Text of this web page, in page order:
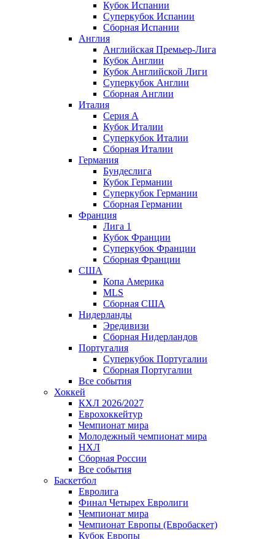
Кубок Испании
Суперкубок Испании
Сборная Испании
Англия
Английская Премьер-Лига
Кубок Англии
Кубок Английской Лиги
Суперкубок Англии
Сборная Англии
Италия
Серия А
Кубок Италии
Суперкубок Италии
Сборная Италии
Германия
Бундеслига
Кубок Германии
Суперкубок Германии
Сборная Германии
Франция
Лига 1
Кубок Франции
Суперкубок Франции
Сборная Франции
США
Копа Америка
MLS
Сборная США
Нидерланды
Эредивизи
Сборная Нидерландов
Португалия
Суперкубок Португалии
Сборная Португалии
Все события
Хоккей
КХЛ 2026/2027
Еврохоккейтур
Чемпионат мира
Молодежный чемпионат мира
НХЛ
Сборная России
Все события
Баскетбол
Евролига
Финал Четырех Евролиги
Чемпионат мира
Чемпионат Европы (Евробаскет)
Кубок Европы